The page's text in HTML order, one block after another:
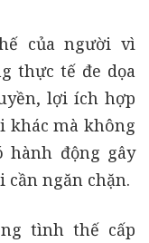
của người vì
thực tế đe dọa
lợi ích hợp
khác mà không
hành động gây
ngăn chặn.
tình thế cấp